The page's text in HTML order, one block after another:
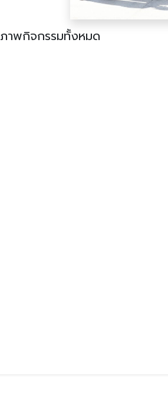
ภาพกิจกรรมทั้งหมด